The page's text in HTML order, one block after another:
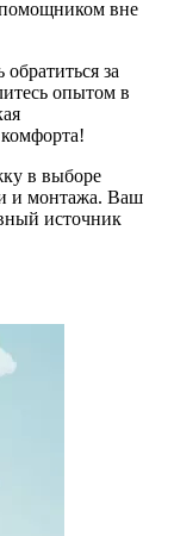
вне
за
опытом в
в выборе
и монтажа. Ваш
источник